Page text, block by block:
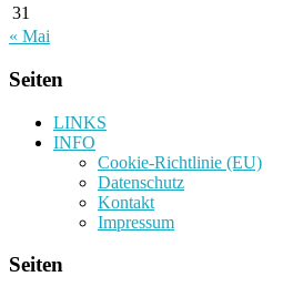
31
« Mai
Seiten
LINKS
INFO
Cookie-Richtlinie (EU)
Datenschutz
Kontakt
Impressum
Seiten